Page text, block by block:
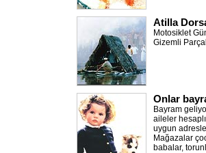
Atilla
Motosiklet
Gizemli
Onlar
Bayram
aileler
uygun
Mağazalar
babalar,